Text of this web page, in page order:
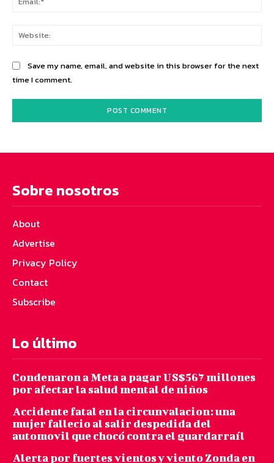
Save my name, email, and website in this browser for the next
time I comment.
Sobre nosotros
About
Advertise
Privacy Policy
Contact
Subscribe
Lo último
Condenaron a Meta a pagar US$567 millones
por afectar la salud mental de niños
Accidente fatal en la circunvalacion: una
mujer fallecio al salir despedida del
automovil que chocó contra el guardarraíl
Alerta por fuertes vientos y viento Zonda en